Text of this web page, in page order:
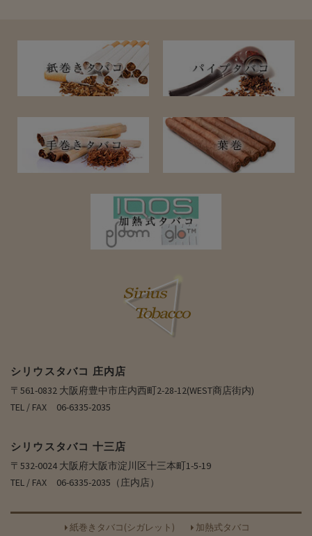
シリウスタバコ 庄内店
〒561-0832 大阪府豊中市庄内西町2-28-12(WEST商店街内)
TEL / FAX 06-6335-2035
シリウスタバコ 十三店
〒532-0024 大阪府大阪市淀川区十三本町1-5-19
TEL / FAX 06-6335-2035（庄内店）
紙巻きタバコ(シガレット) 加熱式タバコ